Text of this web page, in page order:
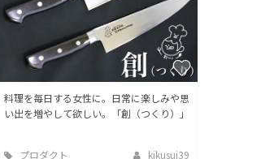
料理を毎日する女性に。日常に楽しみや思
い出を増やして欲しい。「創（つくり）」
プロダクト
kikusui39